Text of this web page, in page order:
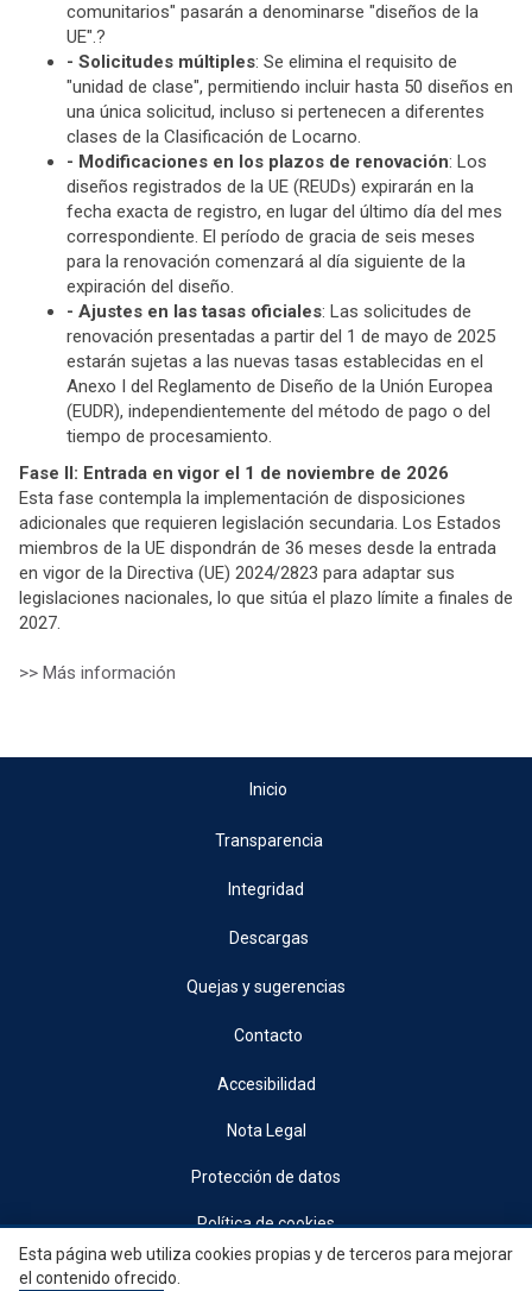
comunitarios" pasarán a denominarse "diseños de la
UE".?
- Solicitudes múltiples: Se elimina el requisito de
"unidad de clase", permitiendo incluir hasta 50 diseños en
una única solicitud, incluso si pertenecen a diferentes
clases de la Clasificación de Locarno.
- Modificaciones en los plazos de renovación: Los
diseños registrados de la UE (REUDs) expirarán en la
fecha exacta de registro, en lugar del último día del mes
correspondiente. El período de gracia de seis meses
para la renovación comenzará al día siguiente de la
expiración del diseño.
- Ajustes en las tasas oficiales: Las solicitudes de
renovación presentadas a partir del 1 de mayo de 2025
estarán sujetas a las nuevas tasas establecidas en el
Anexo I del Reglamento de Diseño de la Unión Europea
(EUDR), independientemente del método de pago o del
tiempo de procesamiento.
Fase II: Entrada en vigor el 1 de noviembre de 2026
Esta fase contempla la implementación de disposiciones
adicionales que requieren legislación secundaria. Los Estados
miembros de la UE dispondrán de 36 meses desde la entrada
en vigor de la Directiva (UE) 2024/2823 para adaptar sus
legislaciones nacionales, lo que sitúa el plazo límite a finales de
2027.
>> Más información
Inicio
Transparencia
Integridad
Descargas
Quejas y sugerencias
Contacto
Accesibilidad
Nota Legal
Protección de datos
Política de cookies
© 2026, Generalitat • Conselleria d’Indústria, Turisme, Innovació i Comerç •
Esta página web utiliza cookies propias y de terceros para mejorar
el contenido ofrecido.